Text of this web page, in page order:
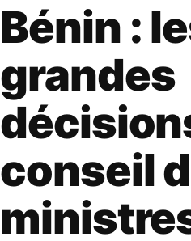
Bénin :
grandes
conseil